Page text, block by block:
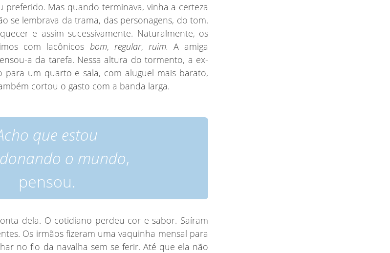
preferido. Mas quando terminava, vinha a certeza
se lembrava da trama, das personagens, do tom.
e assim sucessivamente. Naturalmente, os
com lacônicos bom, regular, ruim. A amiga
a da tarefa. Nessa altura do tormento, a ex-
para um quarto e sala, com aluguel mais barato,
cortou o gasto com a banda larga.
que estou
o mundo,
pensou.
dela. O cotidiano perdeu cor e sabor. Saíram
Os irmãos fizeram uma vaquinha mensal para
no fio da navalha sem se ferir. Até que ela não